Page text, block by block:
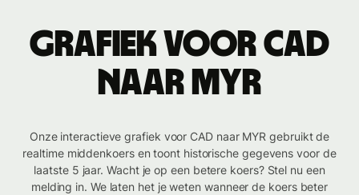
Grafiek voor CAD
naar MYR
Onze interactieve grafiek voor CAD naar MYR gebruikt de
realtime middenkoers en toont historische gegevens voor de
laatste 5 jaar. Wacht je op een betere koers? Stel nu een
melding in. We laten het je weten wanneer de koers beter